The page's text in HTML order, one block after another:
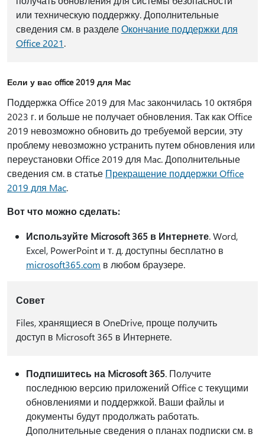
или техническую поддержку. Дополнительные
сведения см. в разделеОкончание поддержки для
Office 2021.
Если у вас office 2019 для Mac
Поддержка Office 2019 для Mac закончилась 10 октября
2023 г. и больше не получает обновления. Так как Office
2019 невозможно обновить до требуемой версии, эту
проблему невозможно устранить путем обновления или
переустановки Office 2019 для Mac. Дополнительные
сведения см. в статье Прекращение поддержки Office
2019 для Mac.
Вот что можно сделать:
Используйте Microsoft 365 в Интернете. Word,
Excel, PowerPoint и т. д. доступны бесплатно в
microsoft365.com в любом браузере.
Совет
Files, хранящиеся в OneDrive, проще получить
доступ в Microsoft 365 в Интернете.
Подпишитесь на Microsoft 365. Получите
последнюю версию приложений Office с текущими
обновлениями и поддержкой. Ваши файлы и
документы будут продолжать работать.
Дополнительные сведения о планах подписки см. в